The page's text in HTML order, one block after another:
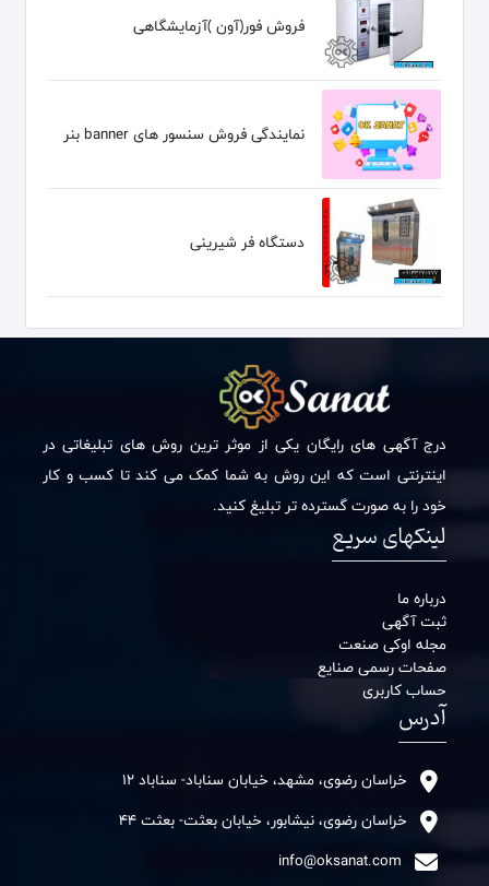
فروش فور(آون )آزمایشگاهی
نمایندگی فروش سنسور های banner بنر
دستگاه فر شیرینی
درج آگهی های رایگان یکی از موثر ترین روش های تبلیغاتی در
اینترنتی است که این روش به شما کمک می کند تا کسب و کار
خود را به صورت گسترده تر تبلیغ کنید.
لینکهای سریع
درباره ما
ثبت آگهی
مجله اوکی صنعت
صفحات رسمی صنایع
حساب کاربری
آدرس
خراسان رضوی، مشهد، خیابان سناباد- سناباد 12
خراسان رضوی، نیشابور، خیابان بعثت- بعثت 44